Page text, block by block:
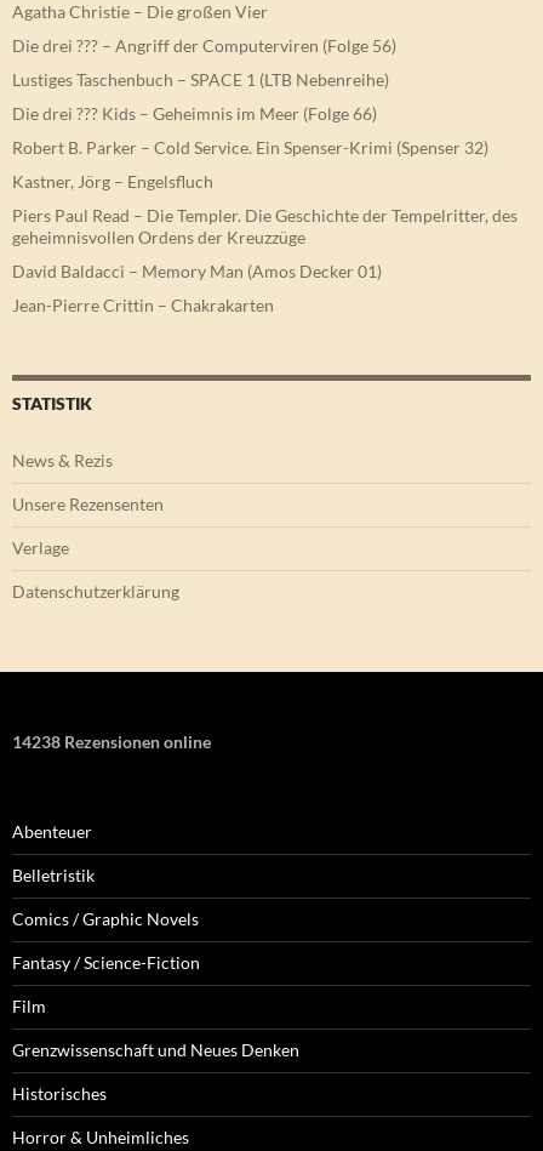
Agatha Christie – Die großen Vier
Die drei ??? – Angriff der Computerviren (Folge 56)
Lustiges Taschenbuch – SPACE 1 (LTB Nebenreihe)
Die drei ??? Kids – Geheimnis im Meer (Folge 66)
Robert B. Parker – Cold Service. Ein Spenser-Krimi (Spenser 32)
Kastner, Jörg – Engelsfluch
Piers Paul Read – Die Templer. Die Geschichte der Tempelritter, des
geheimnisvollen Ordens der Kreuzzüge
David Baldacci – Memory Man (Amos Decker 01)
Jean-Pierre Crittin – Chakrakarten
STATISTIK
News & Rezis
Unsere Rezensenten
Verlage
Datenschutzerklärung
14238 Rezensionen online
Abenteuer
Belletristik
Comics / Graphic Novels
Fantasy / Science-Fiction
Film
Grenzwissenschaft und Neues Denken
Historisches
Horror & Unheimliches